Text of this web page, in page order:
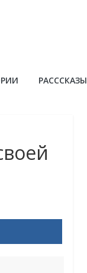
РАСССКАЗЫ